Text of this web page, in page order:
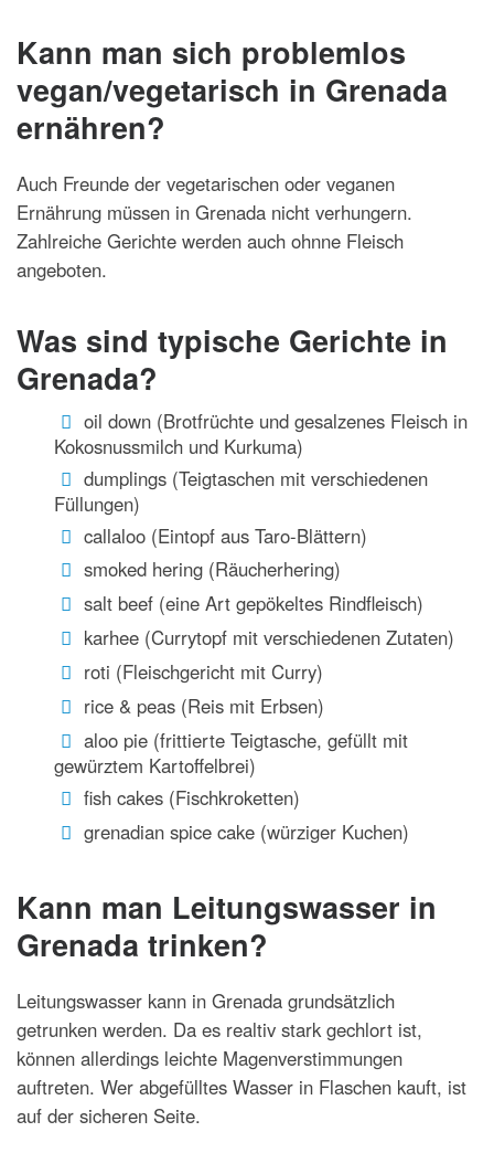
Kann man sich problemlos
vegan/vegetarisch in Grenada
ernähren?
Auch Freunde der vegetarischen oder veganen
Ernährung müssen in Grenada nicht verhungern.
Zahlreiche Gerichte werden auch ohnne Fleisch
angeboten.
Was sind typische Gerichte in
Grenada?
oil down (Brotfrüchte und gesalzenes Fleisch in
Kokosnussmilch und Kurkuma)
dumplings (Teigtaschen mit verschiedenen
Füllungen)
callaloo (Eintopf aus Taro-Blättern)
smoked hering (Räucherhering)
salt beef (eine Art gepökeltes Rindfleisch)
karhee (Currytopf mit verschiedenen Zutaten)
roti (Fleischgericht mit Curry)
rice & peas (Reis mit Erbsen)
aloo pie (frittierte Teigtasche, gefüllt mit
gewürztem Kartoffelbrei)
fish cakes (Fischkroketten)
grenadian spice cake (würziger Kuchen)
Kann man Leitungswasser in
Grenada trinken?
Leitungswasser kann in Grenada grundsätzlich
getrunken werden. Da es realtiv stark gechlort ist,
können allerdings leichte Magenverstimmungen
auftreten. Wer abgefülltes Wasser in Flaschen kauft, ist
auf der sicheren Seite.